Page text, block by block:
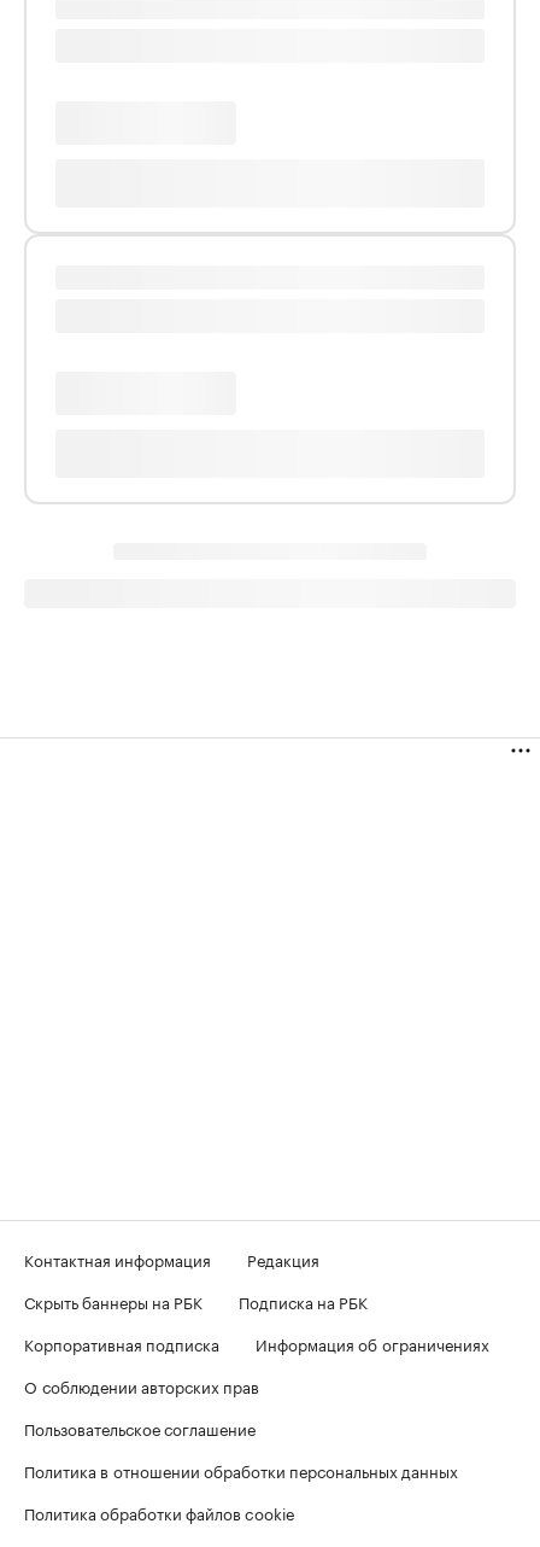
Контактная информация
Редакция
Скрыть баннеры на РБК
Подписка на РБК
Корпоративная подписка
Информация об ограничениях
О соблюдении авторских прав
Пользовательское соглашение
Политика в отношении обработки персональных данных
Политика обработки файлов cookie